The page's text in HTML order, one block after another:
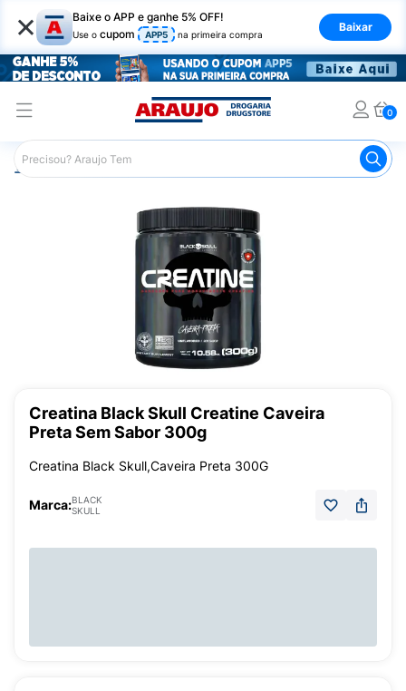
× Baixe o APP e ganhe 5% OFF!
Use o cupom APP5 na primeira compra
Baixar
0
Araujo Nutrição Saudável Suplementos Esportivos
Creatina Black Skull Creatine Caveira
Preta Sem Sabor 300g
Creatina Black Skull,Caveira Preta 300G
Marca:BLACK
SKULL